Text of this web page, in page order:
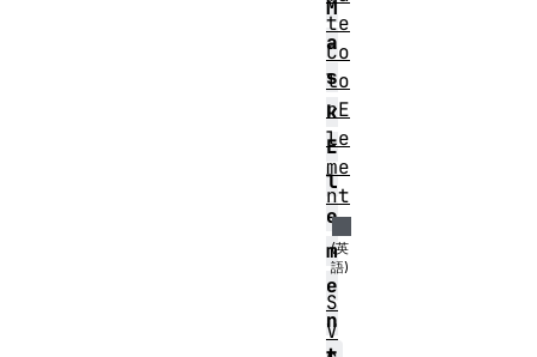
M
a
s
k
E
l
e
m
e
n
te
Co
lo
rE
le
me
nt
S
V